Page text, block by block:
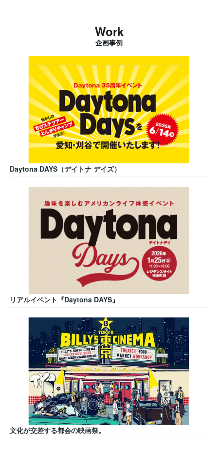
Work
企画事例
Daytona DAYS（デイトナ デイズ）
リアルイベント『Daytona DAYS』
文化が交差する都会の映画祭。